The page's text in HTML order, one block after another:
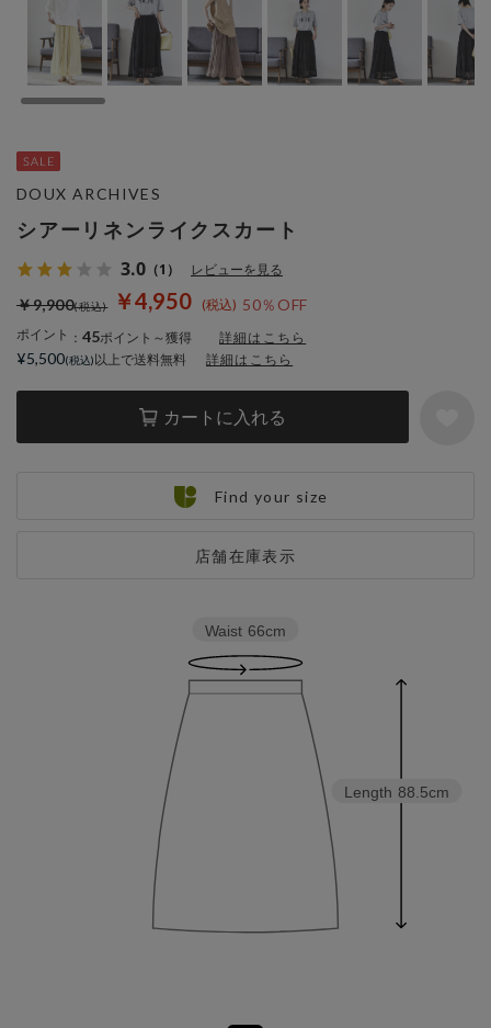
シアーリネンライクスカート
3.0 （1） レビューを見る
￥4,950 50％OFF
￥9,900
ポイント ： 45ポイント～獲得 詳細はこちら
カートに入れる
店舗在庫表示
DOUX ARCHIVES
¥5,500 以上で送料無料 詳細はこちら
Find your size
Length 88.5cm
Waist 66cm